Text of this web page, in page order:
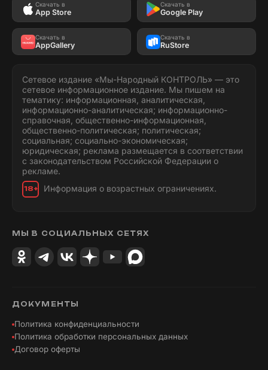
Скачать в
App Store
Скачать в
Google Play
Скачать в
AppGallery
Скачать в
RuStore
Сетевое издание «Мы-Народный КОНТРОЛЬ» — это
сетевое информационное издание. Мы пишем на
тематику: информационная, аналитическая,
информационно-аналитическая; информационно-
справочная, общественно-информационная,
общественно-политическая; политическая;
социальная; социально-экономическая;
юридическая; реклама размещается в соответствии
с законодательством Российской Федерации о
рекламе.
18+ Информация о возрастных ограничениях.
МЫ В СОЦИАЛЬНЫХ СЕТЯХ
ДОКУМЕНТЫ
Политика конфиденциальности
Политика обработки персональных данных
Договор оферты